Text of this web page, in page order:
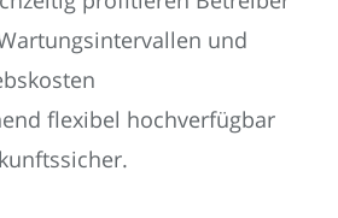
und
flexibel hochverfügbar